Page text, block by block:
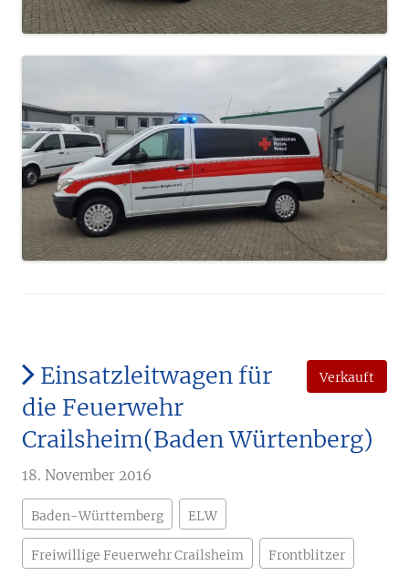
Verkauft
Einsatzleitwagen für
die Feuerwehr
Crailsheim(Baden Würtenberg)
18. November 2016
Baden-Württemberg ELW
Freiwillige Feuerwehr Crailsheim Frontblitzer